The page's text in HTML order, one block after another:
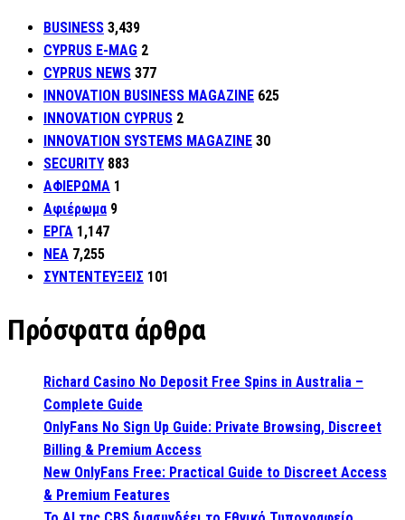
BUSINESS 3,439
CYPRUS E-MAG 2
CYPRUS NEWS 377
INNOVATION BUSINESS MAGAZINE 625
INNOVATION CYPRUS 2
INNOVATION SYSTEMS MAGAZINE 30
SECURITY 883
ΑΦΙΕΡΩΜΑ 1
Αφιέρωμα 9
ΕΡΓΑ 1,147
ΝΕΑ 7,255
ΣΥΝΤΕΝΤΕΥΞΕΙΣ 101
Πρόσφατα άρθρα
Richard Casino No Deposit Free Spins in Australia –
Complete Guide
OnlyFans No Sign Up Guide: Private Browsing, Discreet
Billing & Premium Access
New OnlyFans Free: Practical Guide to Discreet Access
& Premium Features